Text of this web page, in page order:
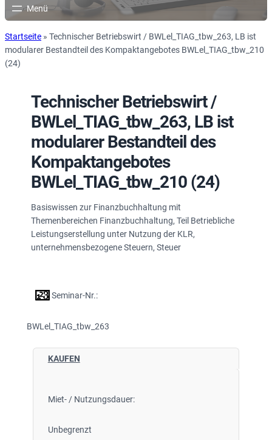
Startseite » Technischer Betriebswirt / BWLel_TIAG_tbw_263, LB ist
modularer Bestandteil des Kompaktangebotes BWLel_TIAG_tbw_210
(24)
Technischer Betriebswirt /
BWLel_TIAG_tbw_263, LB ist
modularer Bestandteil des
Kompaktangebotes
BWLel_TIAG_tbw_210 (24)
Basiswissen zur Finanzbuchhaltung mit
Themenbereichen Finanzbuchhaltung, Teil Betriebliche
Leistungserstellung unter Nutzung der KLR,
unternehmensbezogene Steuern, Steuer
Seminar-Nr.:
BWLel_TIAG_tbw_263
KAUFEN
Miet- / Nutzungsdauer:
Unbegrenzt